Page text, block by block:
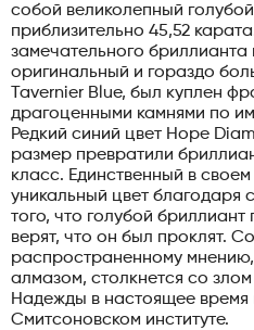
собой великолепный
приблизительно 45,52
замечательного бриллианта
оригинальный и гораздо
Tavernier Blue, был куплен
драгоценными камнями по
Редкий синий цвет Hope
размер превратили
класс. Единственный в
уникальный цвет благодаря
того, что голубой
верят, что он был проклят.
распространенному
алмазом, столкнется со
Надежды в настоящее время
Смитсоновском институте.